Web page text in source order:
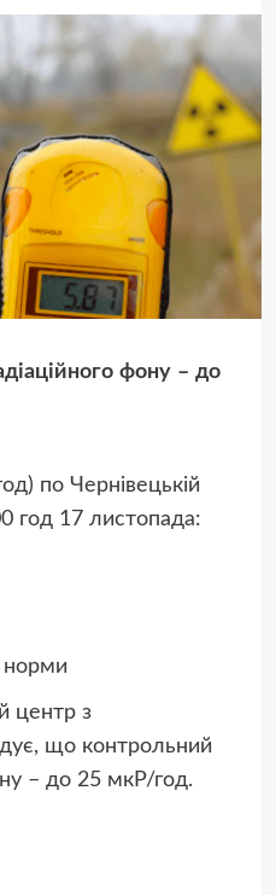
фону – до
по Чернівецькій
год 17 листопада:
норми
центр з
що контрольний
– до 25 мкР/год.